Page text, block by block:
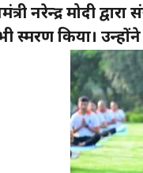
नरेन्द्र मोदी
स्मरण किया।